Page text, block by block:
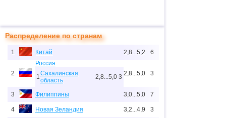
Распределение по странам
1 Китай 2,8...5,2 6
2
Россия
1Сахалинская
область
2,8...5,0 3 2,8...5,0 3
3 Филиппины 3,0...5,0 7
4 Новая Зеландия 3,2...4,9 3